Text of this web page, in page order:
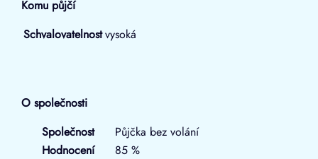
Komu půjčí
Schvalovatelnostvysoká
O společnosti
Společnost
Půjčka bez volání
Hodnocení
85 %